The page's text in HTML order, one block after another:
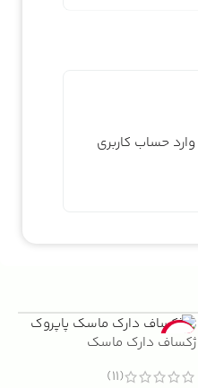
وارد حساب کاربری
-22%
ژکساف دارک ماسک
(11)